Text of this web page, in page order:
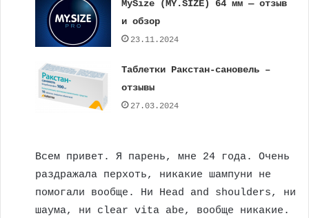
MySize (MY.SIZE) 64 мм — отзыв
и обзор
23.11.2024
Таблетки Ракстан-сановель –
отзывы
27.03.2024
Всем привет. Я парень, мне 24 года. Очень
раздражала перхоть, никакие шампуни не
помогали вообще. Ни Head and shoulders, ни
шаума, ни clear vita abe, вообще никакие.